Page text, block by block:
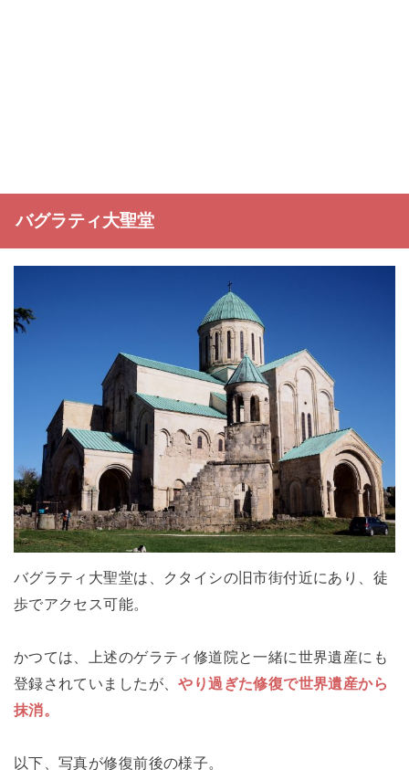
バグラティ大聖堂
バグラティ大聖堂は、クタイシの旧市街付近にあり、徒
歩でアクセス可能。
かつては、上述のゲラティ修道院と一緒に世界遺産にも
登録されていましたが、やり過ぎた修復で世界遺産から
抹消。
以下、写真が修復前後の様子。